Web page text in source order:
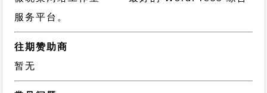
服务平台。
往期赞助商
暂无